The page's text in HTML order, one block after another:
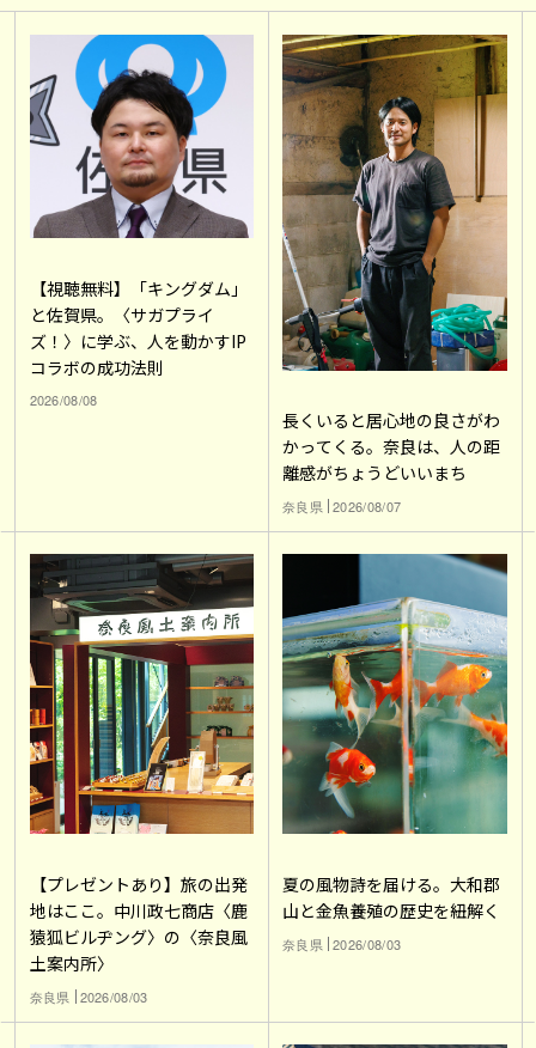
【視聴無料】「キングダム」
と佐賀県。〈サガプライ
ズ！〉に学ぶ、人を動かすIP
コラボの成功法則
2026/08/08
長くいると居心地の良さがわ
かってくる。奈良は、人の距
離感がちょうどいいまち
奈良県 2026/08/07
【プレゼントあり】旅の出発
地はここ。中川政七商店〈鹿
猿狐ビルヂング〉の〈奈良風
土案内所〉
奈良県 2026/08/03
夏の風物詩を届ける。大和郡
山と金魚養殖の歴史を紐解く
奈良県 2026/08/03